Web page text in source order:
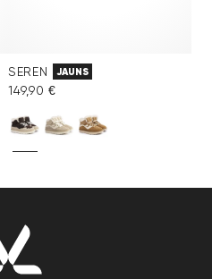
SEREN JAUNS
149,90 €